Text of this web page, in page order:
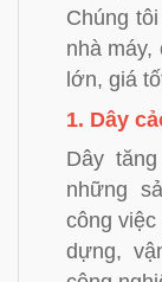
Chúng
nhà máy,
lớn, giá
1. Dây
Dây
những
công
dựng,